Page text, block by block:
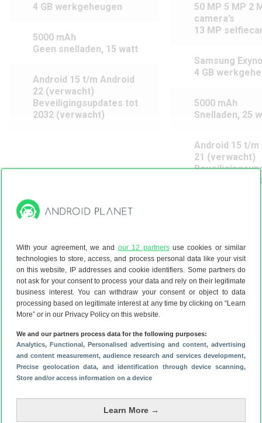
With your agreement, we and our 12 partnersuse cookies or similar
technologies to store, access, and process personal data like your visit
on this website, IP addresses and cookie identifiers. Some partners do
not ask for your consent to process your data and rely on their legitimate
business interest. You can withdraw your consent or object to data
processing based on legitimate interest at any time by clicking on “Learn
More” or in our Privacy Policy on this website.
We and our partners process data for the following purposes:
Analytics, Functional, Personalised advertising and content, advertising
and content measurement, audience research and services development,
Precise geolocation data, and identification through device scanning,
Store and/or access information on a device
Learn More →
4 GB werkgeheugen
5000 mAh
Geen snelladen, 15 watt
Android 15 t/m Android
22 (verwacht)
Beveiligingsupdates tot
2032 (verwacht)
50 MP 5 MP 2
camera’s
13 MP
Samsung
4 GB
5000 mAh
Snelladen, 25
Android 15 t/m
21 (verwacht)
2031